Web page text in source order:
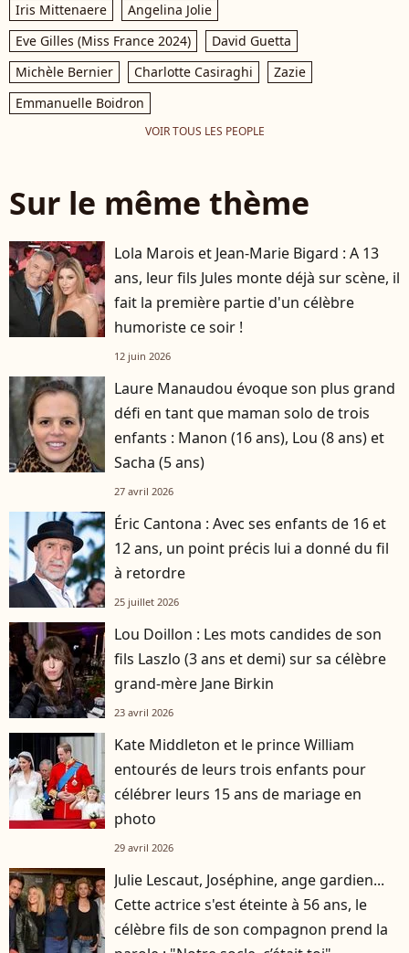
Iris Mittenaere
Angelina Jolie
Eve Gilles (Miss France 2024)
David Guetta
Michèle Bernier
Charlotte Casiraghi
Zazie
Emmanuelle Boidron
VOIR TOUS LES PEOPLE
Sur le même thème
Lola Marois et Jean-Marie Bigard : A 13
ans, leur fils Jules monte déjà sur scène, il
fait la première partie d'un célèbre
humoriste ce soir !
12 juin 2026
Laure Manaudou évoque son plus grand
défi en tant que maman solo de trois
enfants : Manon (16 ans), Lou (8 ans) et
Sacha (5 ans)
27 avril 2026
Éric Cantona : Avec ses enfants de 16 et
12 ans, un point précis lui a donné du fil
à retordre
25 juillet 2026
Lou Doillon : Les mots candides de son
fils Laszlo (3 ans et demi) sur sa célèbre
grand-mère Jane Birkin
23 avril 2026
Kate Middleton et le prince William
entourés de leurs trois enfants pour
célébrer leurs 15 ans de mariage en
photo
29 avril 2026
Julie Lescaut, Joséphine, ange gardien...
Cette actrice s'est éteinte à 56 ans, le
célèbre fils de son compagnon prend la